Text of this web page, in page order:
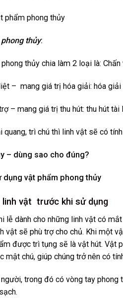
thủy:
thủy chia làm 2 loại là: Chấn
– mang giá trị hóa giải: hóa
– mang giá trị thu hút: thu hút tài
quang, trì chú thì linh vật sẽ có
– dùng sao cho đúng?
dụng vật phẩm phong thủy
linh vật trước khi sử dụng
lễ dành cho những linh vật có
vật sẽ phù trợ cho chủ. Khi một
được trì tụng sẽ là vật hút. Vật
mật chú, giúp chúng trở nên có
trong đó có vòng tay